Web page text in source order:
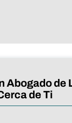
Abogado de
de Ti